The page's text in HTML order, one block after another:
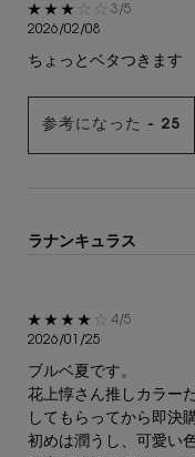
5星中3。
3/5
2026/02/08
ちょっとベタつきます
参考になった - 25
ラナンキュラス
5星中4。
4/5
2026/01/25
ブルベ夏です。
花上惇さん推しカラー
してもらってから即決
初めは潤うし、可愛い